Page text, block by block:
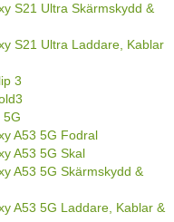
S21 Ultra Skärmskydd &
S21 Ultra Laddare, Kablar
3
5G
A53 5G Fodral
A53 5G Skal
A53 5G Skärmskydd &
A53 5G Laddare, Kablar &